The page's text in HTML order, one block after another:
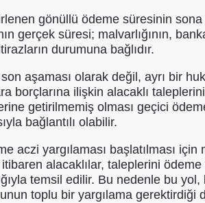
gönüllü ödeme süresinin
gerçek süresi; malvarlığının,
durumuna bağlıdır.
aşaması olarak değil, ayrı bir
borçlarına ilişkin alacaklı
getirilmemiş olması geçici
bağlantılı olabilir.
aczi yargılaması başlatılması
alacaklılar, taleplerini ödeme
temsil edilir. Bu nedenle bu
toplu bir yargılama